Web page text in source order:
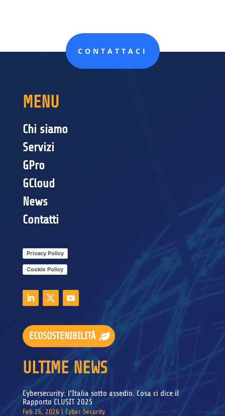
CONTATTACI
MENU
Chi siamo
Servizi
GPro
GCloud
News
Contatti
Privacy Policy
Cookie Policy
ECOSOSTENIBILITÀ
ULTIME NEWS
Cybersecurity: l’Italia sotto assedio. Cosa ci dice il
Rapporto CLUSIT 2025
Feb 26, 2026 Cyber Security